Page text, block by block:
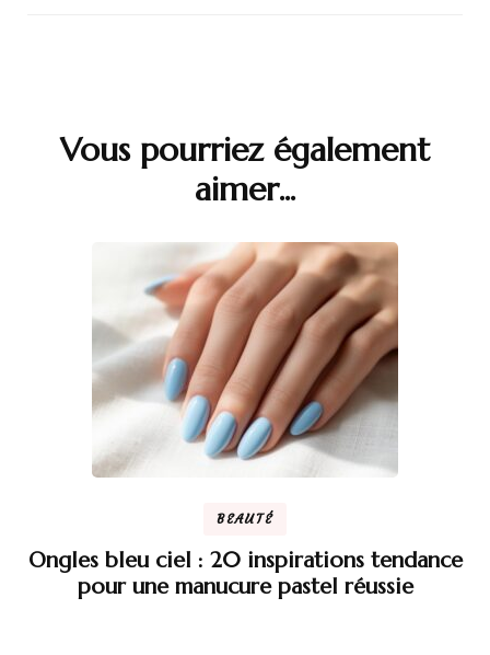
Navigation
Vous pourriez également
aimer...
BEAUTÉ
Ongles bleu ciel : 20 inspirations tendance
pour une manucure pastel réussie